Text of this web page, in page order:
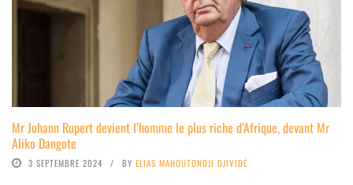
Mr Johann Rupert devient l’homme le plus riche d’Afrique, devant Mr
Aliko Dangote
3 SEPTEMBRE 2024 BY ELIAS MAHOUTONDJI DJIVIDÉ